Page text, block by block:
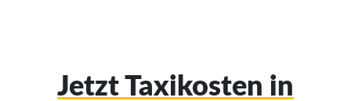
Jetzt Taxikosten in